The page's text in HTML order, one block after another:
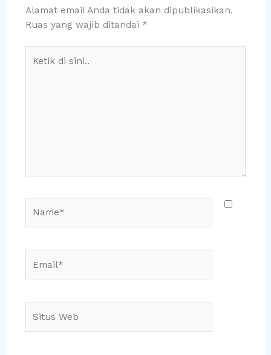
Alamat email Anda tidak akan dipublikasikan.
Ruas yang wajib ditandai *
Web